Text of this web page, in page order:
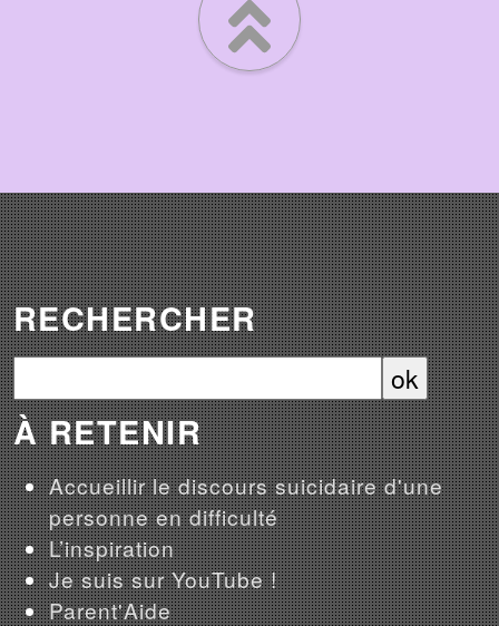
RECHERCHER
À RETENIR
Accueillir le discours suicidaire d'une
personne en difficulté
L’inspiration
Je suis sur YouTube !
Parent'Aide